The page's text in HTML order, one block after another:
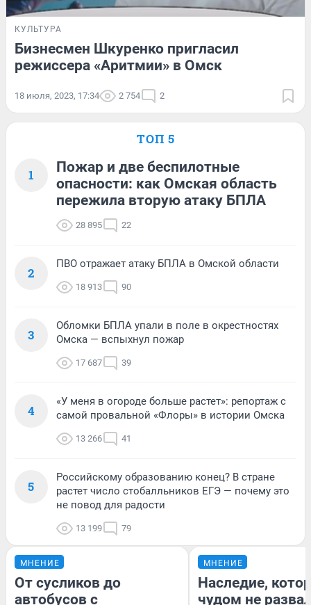
КУЛЬТУРА
Бизнесмен Шкуренко пригласил
режиссера «Аритмии» в Омск
18 июля, 2023, 17:34 2 754 2
ТОП 5
1
Пожар и две беспилотные
опасности: как Омская область
пережила вторую атаку БПЛА
28 895 22
2
ПВО отражает атаку БПЛА в Омской области
18 913 90
3
Обломки БПЛА упали в поле в окрестностях
Омска — вспыхнул пожар
17 687 39
4
«У меня в огороде больше растет»: репортаж с
самой провальной «Флоры» в истории Омска
13 266 41
5
Российскому образованию конец? В стране
растет число стобалльников ЕГЭ — почему это
не повод для радости
13 199 79
МНЕНИЕ
От сусликов до
автобусов с
МНЕНИЕ
Наследие,
чудом не